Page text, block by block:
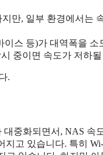
만, 일부 환경에서는
스 등)가 대역폭을 소
중이면 속도가 저하
.
대중화되면서, NAS 속
고 있습니다. 특히 Wi-